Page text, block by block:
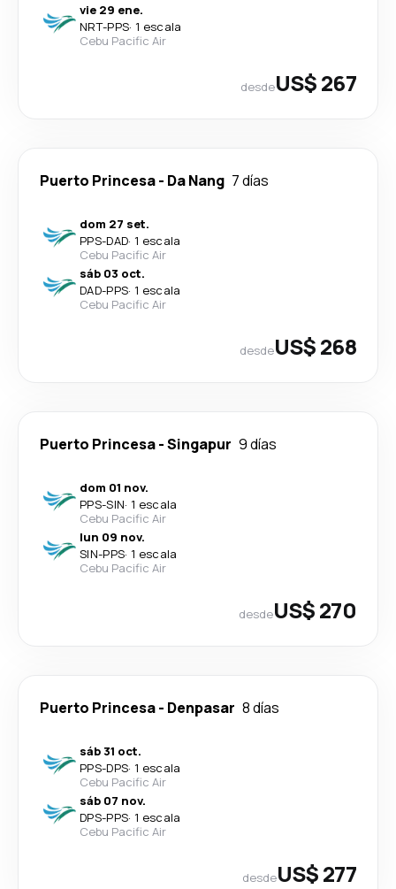
vie 29 ene.
NRT-PPS· 1 escala
Cebu Pacific Air
desdeUS$ 267
Puerto Princesa- Da Nang 7 días
dom 27 set.
PPS-DAD· 1 escala
Cebu Pacific Air
sáb 03 oct.
DAD-PPS· 1 escala
Cebu Pacific Air
desdeUS$ 268
Puerto Princesa-Singapur 9 días
dom 01 nov.
PPS-SIN· 1 escala
Cebu Pacific Air
lun 09 nov.
SIN-PPS· 1 escala
Cebu Pacific Air
desdeUS$ 270
Puerto Princesa- Denpasar 8 días
sáb 31 oct.
PPS-DPS· 1 escala
Cebu Pacific Air
sáb 07 nov.
DPS-PPS· 1 escala
Cebu Pacific Air
desdeUS$ 277